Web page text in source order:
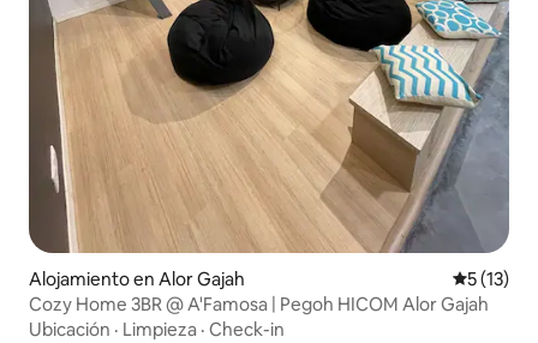
Alojamiento en Alor Gajah
5 (13)
Cozy Home 3BR @ A'Famosa | Pegoh HICOM Alor Gajah
Ubicación · Limpieza · Check-in